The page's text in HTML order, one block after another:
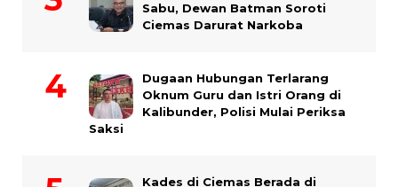
Sabu, Dewan Batman Soroti
Ciemas Darurat Narkoba
Dugaan Hubungan Terlarang
Oknum Guru dan Istri Orang di
Kalibunder, Polisi Mulai Periksa
Saksi
Kades di Ciemas Berada di